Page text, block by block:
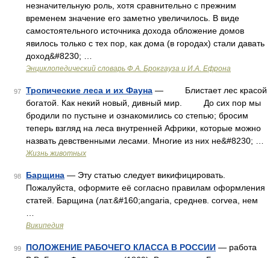
незначительную роль, хотя сравнительно с прежним
временем значение его заметно увеличилось. В виде
самостоятельного источника дохода обложение домов
явилось только с тех пор, как дома (в городах) стали давать
доход&#8230; …
Энциклопедический словарь Ф.А. Брокгауза и И.А. Ефрона
97 Тропические леса и их Фауна — Блистает лес красой
богатой. Как некий новый, дивный мир. До сих пор мы
бродили по пустыне и ознакомились со степью; бросим
теперь взгляд на леса внутренней Африки, которые можно
назвать девственными лесами. Многие из них не&#8230; …
Жизнь животных
98 Барщина — Эту статью следует викифицировать.
Пожалуйста, оформите её согласно правилам оформления
статей. Барщина (лат.&#160;angaria, среднев. corvea, нем
Википедия
99 ПОЛОЖЕНИЕ РАБОЧЕГО КЛАССА В РОССИИ — работа